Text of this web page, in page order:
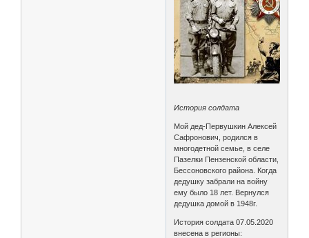
История солдата
Мой дед-Первушкин Алексей
Сафронович, родился в
многодетной семье, в селе
Пазелки Пензенской области,
Бессоновского района. Когда
дедушку забрали на войну
ему было 18 лет. Вернулся
дедушка домой в 1948г.
История солдата 07.05.2020
внесена в регионы: